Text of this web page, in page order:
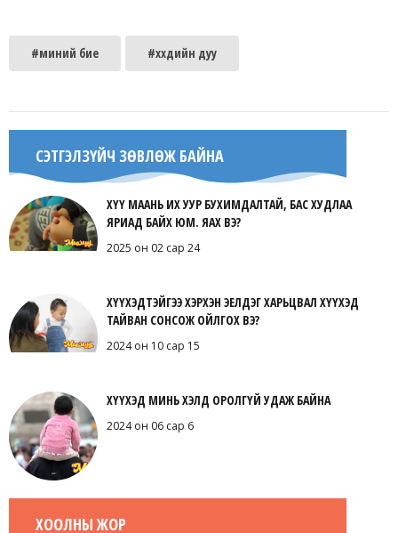
#миний бие #хүүхдийн дуу
СЭТГЭЛЗҮЙЧ ЗӨВЛӨЖ БАЙНА
ХҮҮ МААНЬ ИХ УУР БУХИМДАЛТАЙ, БАС ХУДЛАА
ЯРИАД БАЙХ ЮМ. ЯАХ ВЭ?
2025 он 02 сар 24
ХҮҮХЭДТЭЙГЭЭ ХЭРХЭН ЭЕЛДЭГ ХАРЬЦВАЛ ХҮҮХЭД
ТАЙВАН СОНСОЖ ОЙЛГОХ ВЭ?
2024 он 10 сар 15
ХҮҮХЭД МИНЬ ХЭЛД ОРОЛГҮЙ УДАЖ БАЙНА
2024 он 06 сар 6
ХООЛНЫ ЖОР